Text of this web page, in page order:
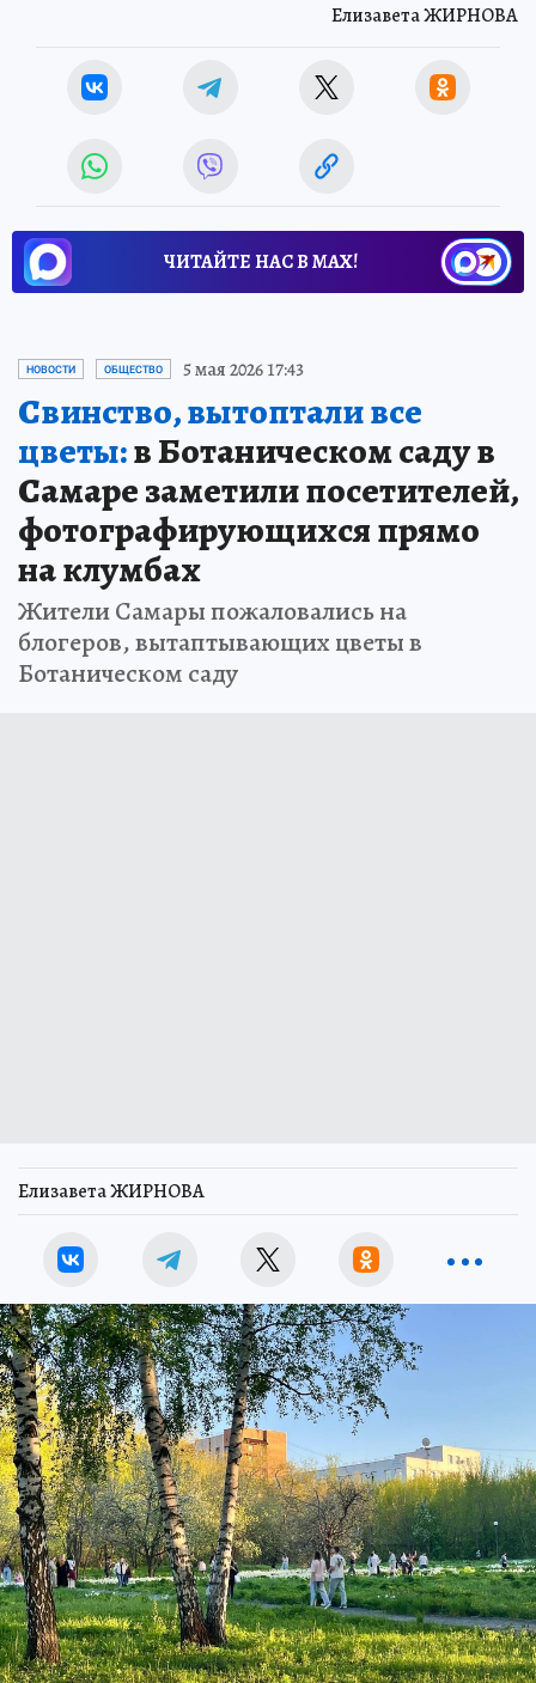
Елизавета ЖИРНОВА
ЧИТАЙТЕ НАС В МАХ!
НОВОСТИ ОБЩЕСТВО 5 мая 2026 17:43
Свинство, вытоптали все
цветы:в Ботаническом саду в
Самаре заметили посетителей,
фотографирующихся прямо
на клумбах
Жители Самары пожаловались на
блогеров, вытаптывающих цветы в
Ботаническом саду
Елизавета ЖИРНОВА